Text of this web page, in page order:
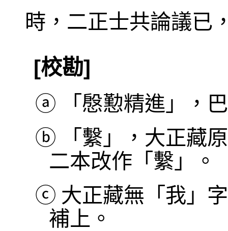
時，二正士共論議已
[校勘]
ⓐ
「慇懃精進」，
ⓑ
「繫」，大正藏
二本改作「繫」。
ⓒ 大正藏無「我」
補上。